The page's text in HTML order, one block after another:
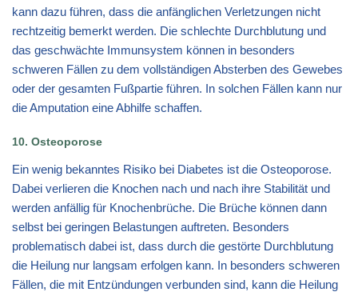
kann dazu führen, dass die anfänglichen Verletzungen nicht
rechtzeitig bemerkt werden. Die schlechte Durchblutung und
das geschwächte Immunsystem können in besonders
schweren Fällen zu dem vollständigen Absterben des Gewebes
oder der gesamten Fußpartie führen. In solchen Fällen kann nur
die Amputation eine Abhilfe schaffen.
10. Osteoporose
Ein wenig bekanntes Risiko bei Diabetes ist die Osteoporose.
Dabei verlieren die Knochen nach und nach ihre Stabilität und
werden anfällig für Knochenbrüche. Die Brüche können dann
selbst bei geringen Belastungen auftreten. Besonders
problematisch dabei ist, dass durch die gestörte Durchblutung
die Heilung nur langsam erfolgen kann. In besonders schweren
Fällen, die mit Entzündungen verbunden sind, kann die Heilung